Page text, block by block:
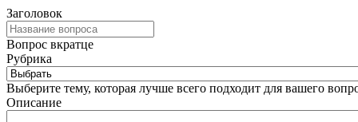
Заголовок
Вопрос вкратце
Рубрика
Выберите тему, которая лучше всего подходит для вашего
Описание